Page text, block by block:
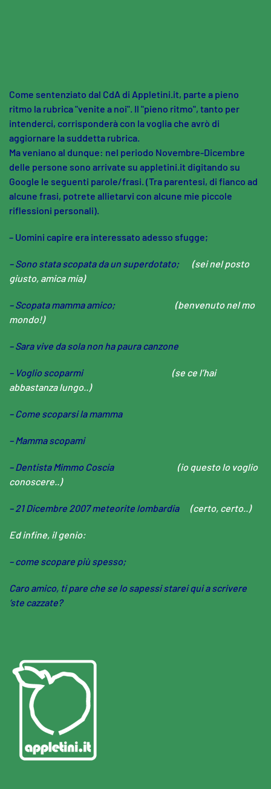
Come sentenziato dal CdA di Appletini.it, parte a pieno
ritmo la rubrica "venite a noi". Il "pieno ritmo", tanto per
intenderci, corrisponderà con la voglia che avrò di
aggiornare la suddetta rubrica.
Ma veniano al dunque: nel periodo Novembre-Dicembre
delle persone sono arrivate su appletini.it digitando su
Google le seguenti parole/frasi. (Tra parentesi, di fianco ad
alcune frasi, potrete allietarvi con alcune mie piccole
riflessioni personali).
– Uomini capire era interessato adesso sfugge;
– Sono stata scopata da un superdotato;
(sei nel posto
giusto, amica mia)
– Scopata mamma amico;
(benvenuto nel mo
mondo!)
– Sara vive da sola non ha paura canzone
– Voglio scoparmi
(se ce l’hai
abbastanza lungo..)
– Come scoparsi la mamma
– Mamma scopami
– Dentista Mimmo Coscia (io questo lo voglio
conoscere..)
– 21 Dicembre 2007 meteorite lombardia(certo, certo..)
Ed infine, il genio:
– come scopare più spesso;
Caro amico, ti pare che se lo sapessi starei qui a scrivere
‘ste cazzate?